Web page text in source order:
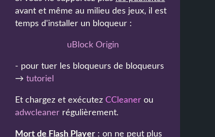
avant et même au milieu des jeux, il est
temps d'installer un bloqueur :
uBlock Origin
- pour tuer les bloqueurs de bloqueurs
→ tutoriel
Et chargez et exécutez CCleaner ou
adwcleaner régulièrement.
Mort de Flash Player : on ne peut plus